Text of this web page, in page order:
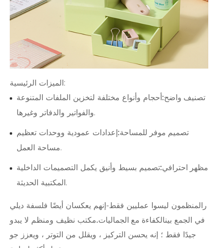
الميزات الرئيسية:
تصنيف واضح: أحجام وأنواع مختلفة لتخزين الملفات المتنوعة
والفواتير والدفاتر وغيرها.
تصميم موفر للمساحة: إعدادات عمودية ووحدات تعظيم
مساحة العمل.
مظهر احترافي:تصميم بسيط وأنيق يكمل التصميمات الداخلية
المكتبية الحديثة.
رالمنظمون ليسوا عمليين فقط-إنهم يعكسان أيضًا فلسفة ديلي
في الجمع بينالكفاءة مع الجماليات.مكتب نظيف ومنظم لا يبدو
جيدًا فقط ؛ إنه يحسن التركيز ، ويقلل من التوتر ، ويعزز جو